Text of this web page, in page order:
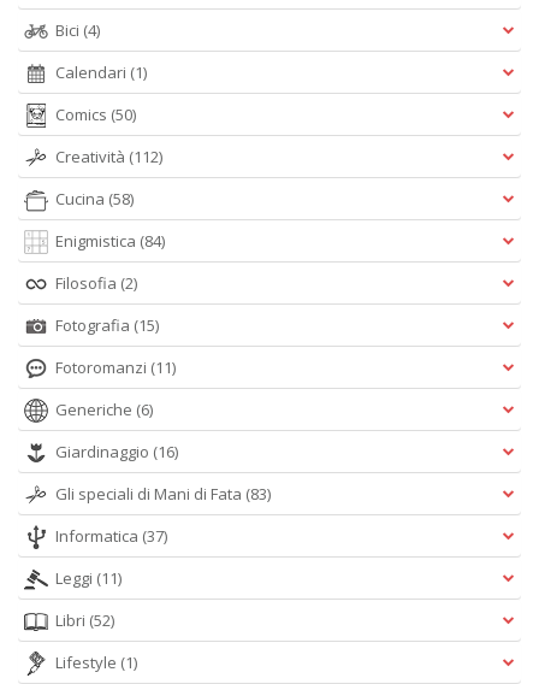
Bici (4)
Calendari (1)
Comics (50)
Creatività (112)
Cucina (58)
Enigmistica (84)
Filosofia (2)
Fotografia (15)
Fotoromanzi (11)
Generiche (6)
Giardinaggio (16)
Gli speciali di Mani di Fata (83)
Informatica (37)
Leggi (11)
Libri (52)
Lifestyle (1)